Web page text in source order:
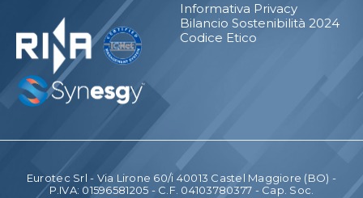
Informativa Privacy
Bilancio Sostenibilità 2024
Codice Etico
Eurotec Srl - Via Lirone 60/i 40013 Castel Maggiore (BO) -
P.IVA: 01596581205 - C.F. 04103780377 - Cap. Soc.